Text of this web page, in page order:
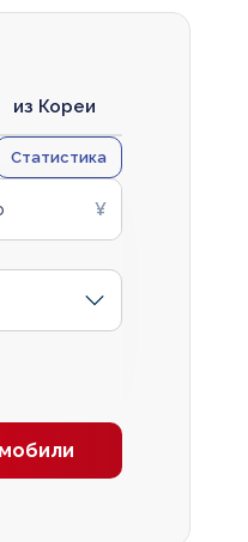
из Кореи
Статистика